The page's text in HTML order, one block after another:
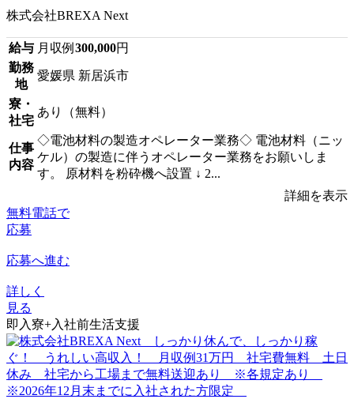
株式会社BREXA Next
給与 月収例 300,000円
勤務
地
愛媛県 新居浜市
寮・
社宅
あり（無料）
仕事
内容
◇電池材料の製造オペレーター業務◇ 電池材料（ニッ
ケル）の製造に伴うオペレーター業務をお願いしま
す。 原材料を粉砕機へ設置 ↓ 2...
詳細を表示
無料電話で
応募
応募へ進む
詳しく
見る
即入寮+入社前生活支援